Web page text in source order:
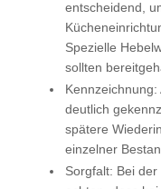
entscheidend,
Spezielle
sollten
deutlich
spätere
einzelner
Sorgfalt: Bei